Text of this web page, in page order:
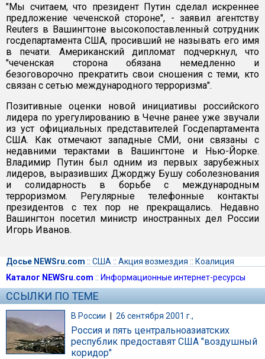
"Мы считаем, что президент Путин сделал искреннее
предложение чеченской стороне", - заявил агентству
Reuters в Вашингтоне высокопоставленный сотрудник
госдепартамента США, просивший не называть его имя
в печати. Американский дипломат подчеркнул, что
"чеченская сторона обязана немедленно и
безоговорочно прекратить свои сношения с теми, кто
связан с сетью международного терроризма".
Позитивные оценки новой инициативы российского
лидера по урегулированию в Чечне ранее уже звучали
из уст официальных представителей Госдепартамента
США. Как отмечают западные СМИ, они связаны с
недавними терактами в Вашингтоне и Нью-Йорке.
Владимир Путин был одним из первых зарубежных
лидеров, выразивших Джорджу Бушу соболезнования
и солидарность в борьбе с международным
терроризмом. Регулярные телефонные контакты
президентов с тех пор не прекращались. Недавно
Вашингтон посетил министр иностранных дел России
Игорь Иванов.
Досье NEWSru.com :: США :: Акция возмездия :: Коалиция
Каталог NEWSru.com :: Информационные интернет-ресурсы
ССЫЛКИ ПО ТЕМЕ
В России | 26 сентября 2001 г.,
Россия и пять центральноазиатских
республик предоставят США "воздушный
коридор"